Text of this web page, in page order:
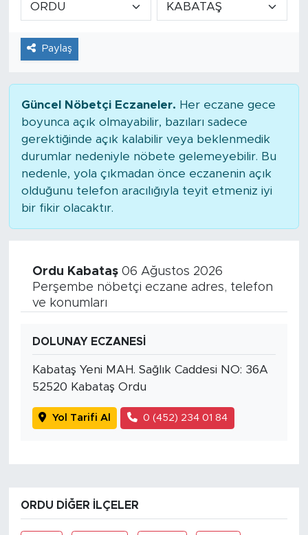
Paylaş
Güncel Nöbetçi Eczaneler. Her eczane gece
boyunca açık olmayabilir, bazıları sadece
gerektiğinde açık kalabilir veya beklenmedik
durumlar nedeniyle nöbete gelemeyebilir. Bu
nedenle, yola çıkmadan önce eczanenin açık
olduğunu telefon aracılığıyla teyit etmeniz iyi
bir fikir olacaktır.
Ordu Kabataş06 Ağustos 2026
Perşembe nöbetçi eczane adres, telefon
ve konumları
DOLUNAY ECZANESİ
Kabataş Yeni MAH. Sağlık Caddesi NO: 36A
52520 Kabataş Ordu
Yol Tarifi Al 0 (452) 234 01 84
ORDU DIĞER İLÇELER
Tarihçe
Resmi İlanlar
Foto Şaka
Politika